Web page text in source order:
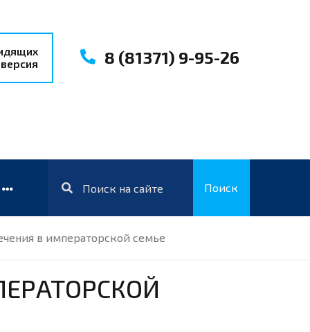
8 (81371) 9-95-26
Поиск
в императорской семье